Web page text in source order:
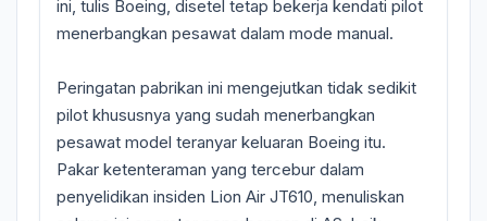
ini, tulis Boeing, disetel tetap bekerja kendati pilot
menerbangkan pesawat dalam mode manual.
Peringatan pabrikan ini mengejutkan tidak sedikit
pilot khususnya yang sudah menerbangkan
pesawat model teranyar keluaran Boeing itu.
Pakar ketenteraman yang tercebur dalam
penyelidikan insiden Lion Air JT610, menuliskan